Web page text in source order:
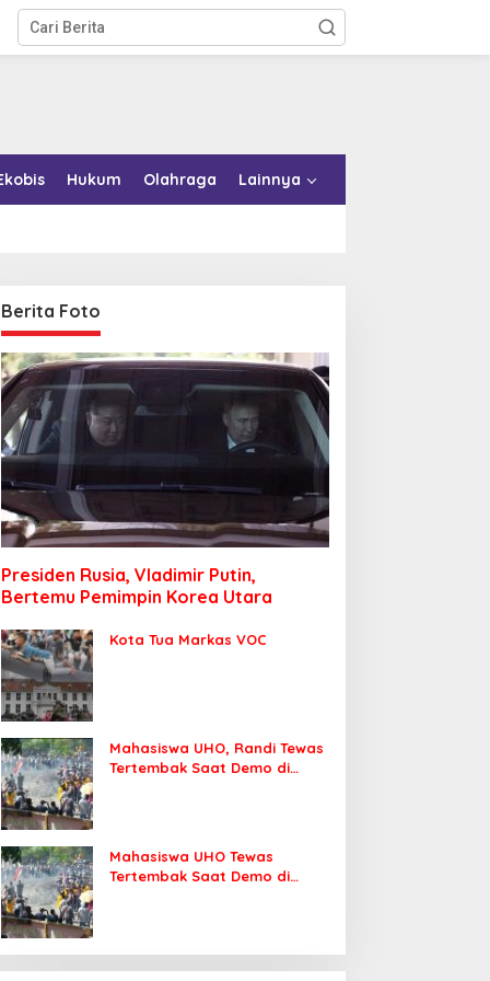
Hukum Olahraga Lainnya
Berita Foto
Presiden Rusia, Vladimir Putin,
Bertemu Pemimpin Korea Utara
Kota Tua Markas VOC
Mahasiswa UHO, Randi Tewas
Tertembak Saat Demo di
Mahasiswa UHO Tewas
Tertembak Saat Demo di